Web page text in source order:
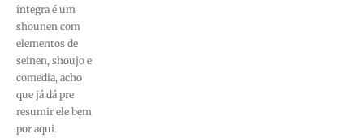
íntegra é um
shounen com
elementos de
seinen, shoujo e
comedia, acho
que já dá pre
resumir ele bem
por aqui.